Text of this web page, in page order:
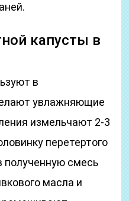
капусты в
в
увлажняющие
измельчают 2-3
перетертого
полученную смесь
масла и